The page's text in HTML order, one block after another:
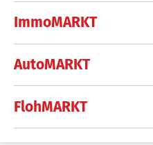
ImmoMARKT
AutoMARKT
FlohMARKT